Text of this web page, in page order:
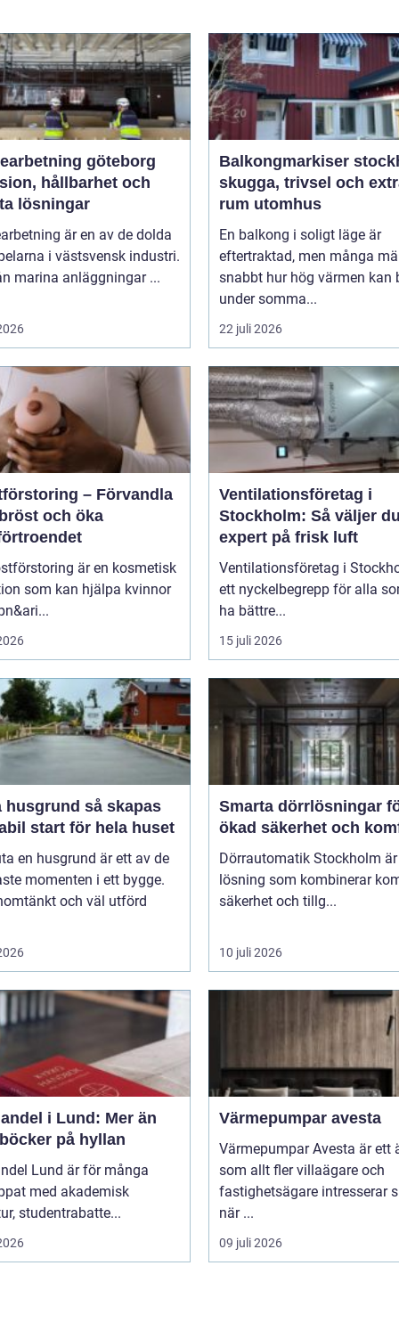
göteborg
hållbarhet och
lösningar
är en av de dolda
i västsvensk industri.
marina anläggningar ...
Balkongmarkiser
skugga, trivsel och
rum utomhus
En balkong i soligt läge är
eftertraktad, men många
snabbt hur hög värmen kan
under somma...
22 juli 2026
– Förvandla
och öka
är en kosmetisk
som kan hjälpa kvinnor
Ventilationsföretag i
Stockholm: Så väljer
expert på frisk luft
Ventilationsföretag i
ett nyckelbegrepp för alla
ha bättre...
15 juli 2026
så skapas
start för hela huset
en husgrund är ett av de
momenten i ett bygge.
och väl utförd
Smarta dörrlösningar
ökad säkerhet och
Dörrautomatik Stockholm
lösning som kombinerar
säkerhet och tillg...
10 juli 2026
i Lund: Mer än
på hyllan
Lund är för många
med akademisk
studentrabatte...
Värmepumpar avesta
Värmepumpar Avesta är ett
som allt fler villaägare och
fastighetsägare intresserar
när ...
09 juli 2026